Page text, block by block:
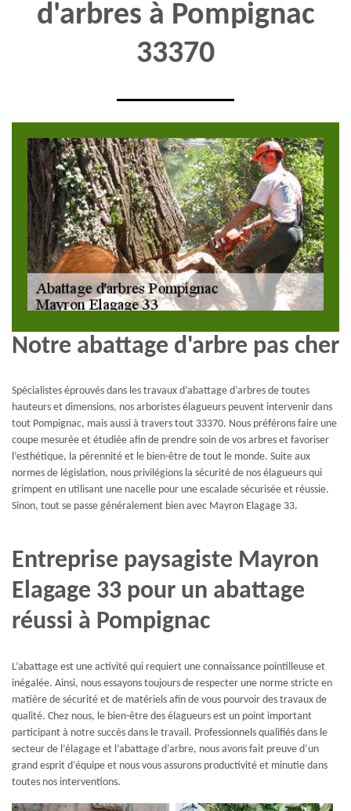
d'arbres à Pompignac
33370
Notre abattage d'arbre pas cher
Spécialistes éprouvés dans les travaux d’abattage d’arbres de toutes
hauteurs et dimensions, nos arboristes élagueurs peuvent intervenir dans
tout Pompignac, mais aussi à travers tout 33370. Nous préférons faire une
coupe mesurée et étudiée afin de prendre soin de vos arbres et favoriser
l’esthétique, la pérennité et le bien-être de tout le monde. Suite aux
normes de législation, nous privilégions la sécurité de nos élagueurs qui
grimpent en utilisant une nacelle pour une escalade sécurisée et réussie.
Sinon, tout se passe généralement bien avec Mayron Elagage 33.
Entreprise paysagiste Mayron
Elagage 33 pour un abattage
réussi à Pompignac
L’abattage est une activité qui requiert une connaissance pointilleuse et
inégalée. Ainsi, nous essayons toujours de respecter une norme stricte en
matière de sécurité et de matériels afin de vous pourvoir des travaux de
qualité. Chez nous, le bien-être des élagueurs est un point important
participant à notre succès dans le travail. Professionnels qualifiés dans le
secteur de l’élagage et l’abattage d’arbre, nous avons fait preuve d’un
grand esprit d’équipe et nous vous assurons productivité et minutie dans
toutes nos interventions.